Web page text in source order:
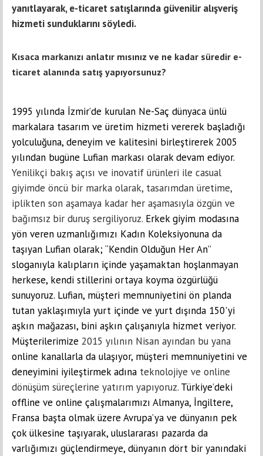
yanıtlayarak, e-ticaret satışlarında güvenilir alışveriş
hizmeti sunduklarını söyledi.
Kısaca markanızı anlatır mısınız ve ne kadar süredir e-
ticaret alanında satış yapıyorsunuz?
1995 yılında İzmir’de kurulan Ne-Saç dünyaca ünlü
markalara tasarım ve üretim hizmeti vererek başladığı
yolculuğuna, deneyim ve kalitesini birleştirerek 2005
yılından bugüne Lufian markası olarak devam ediyor.
Yenilikçi bakış açısı ve inovatif ürünleri ile casual
giyimde öncü bir marka olarak, tasarımdan üretime,
iplikten son aşamaya kadar her aşamasıyla özgün ve
bağımsız bir duruş sergiliyoruz. Erkek giyim modasına
yön veren uzmanlığımızı Kadın Koleksiyonuna da
taşıyan Lufian olarak; “Kendin Olduğun Her An”
sloganıyla kalıpların içinde yaşamaktan hoşlanmayan
herkese, kendi stillerini ortaya koyma özgürlüğü
sunuyoruz. Lufian, müşteri memnuniyetini ön planda
tutan yaklaşımıyla yurt içinde ve yurt dışında 150'yi
aşkın mağazası, bini aşkın çalışanıyla hizmet veriyor.
Müşterilerimize 2015 yılının Nisan ayından bu yana
online kanallarla da ulaşıyor, müşteri memnuniyetini ve
deneyimini iyileştirmek adına teknolojiye ve online
dönüşüm süreçlerine yatırım yapıyoruz. Türkiye’deki
offline ve online çalışmalarımızı Almanya, İngiltere,
Fransa başta olmak üzere Avrupa’ya ve dünyanın pek
çok ülkesine taşıyarak, uluslararası pazarda da
varlığımızı güçlendirmeye, dünyanın dört bir yanındaki